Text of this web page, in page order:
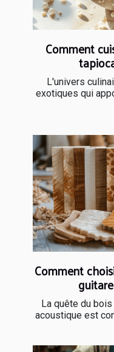
Comment
L'univers
exotiques qui
Comment
La quête du
acoustique est